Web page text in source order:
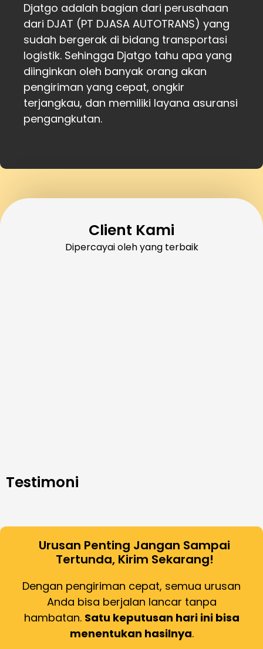
Djatgo adalah bagian dari perusahaan
dari DJAT (PT DJASA AUTOTRANS) yang
sudah bergerak di bidang transportasi
logistik. Sehingga Djatgo tahu apa yang
diinginkan oleh banyak orang akan
pengiriman yang cepat, ongkir
terjangkau, dan memiliki layana asuransi
pengangkutan.
Client Kami
Dipercayai oleh yang terbaik
Testimoni
Urusan Penting Jangan Sampai
Tertunda, Kirim Sekarang!
Dengan pengiriman cepat, semua urusan
Anda bisa berjalan lancar tanpa
hambatan. Satu keputusan hari ini bisa
menentukan hasilnya.